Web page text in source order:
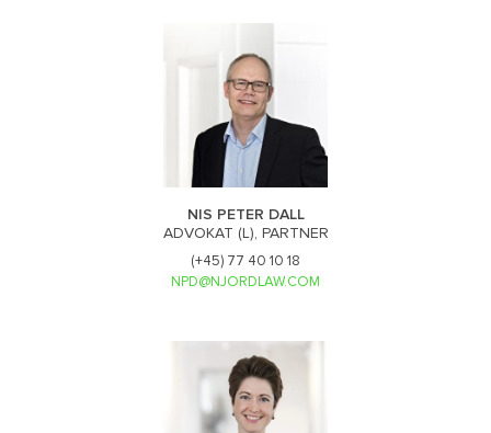
NIS PETER DALL
ADVOKAT (L), PARTNER
(+45) 77 40 10 18
NPD@NJORDLAW.COM